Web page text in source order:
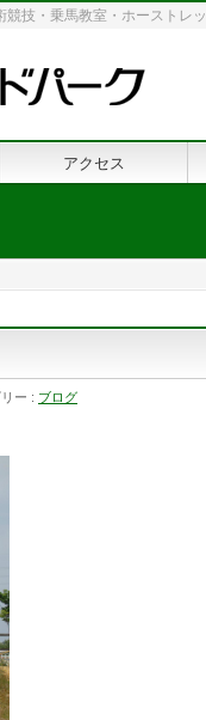
技・乗馬教室・ホーストレ
アクセス
ー : ブログ